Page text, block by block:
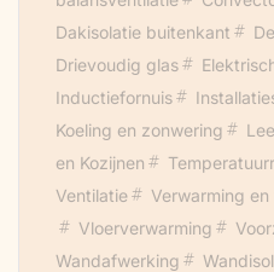
Dakisolatie buitenkant
Drievoudig glas
Inductiefornuis
Koeling en zonwering
en Kozijnen
Ventilatie
Verwarming
Vloerverwarming
Wandafwerking